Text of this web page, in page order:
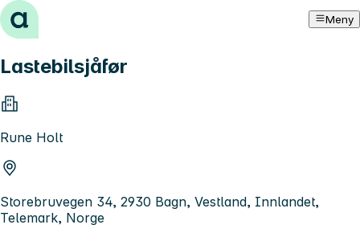
Hopp til innhold Meny
Lastebilsjåfør
Rune Holt
Storebruvegen 34, 2930 Bagn, Vestland, Innlandet,
Telemark, Norge